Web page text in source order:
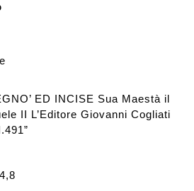
ED INCISE Sua Maestà il
II L’Editore Giovanni Cogliati